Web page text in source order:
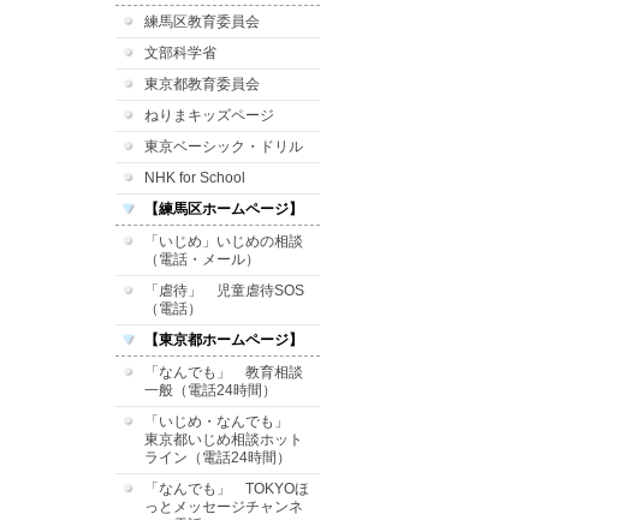
練馬区教育委員会
文部科学省
東京都教育委員会
ねりまキッズページ
東京ベーシック・ドリル
NHK for School
【練馬区ホームページ】
「いじめ」いじめの相談
（電話・メール）
「虐待」 児童虐待SOS
（電話）
【東京都ホームページ】
「なんでも」 教育相談
一般（電話24時間）
「いじめ・なんでも」
東京都いじめ相談ホット
ライン（電話24時間）
「なんでも」 TOKYOほ
っとメッセージチャンネ